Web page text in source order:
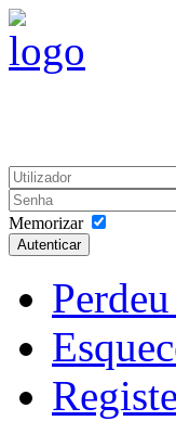
Memorizar
Autenticar